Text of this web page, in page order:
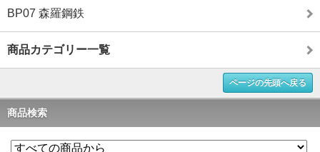
BP07 森羅鋼鉄
商品カテゴリー一覧
ページの先頭へ戻る
商品検索